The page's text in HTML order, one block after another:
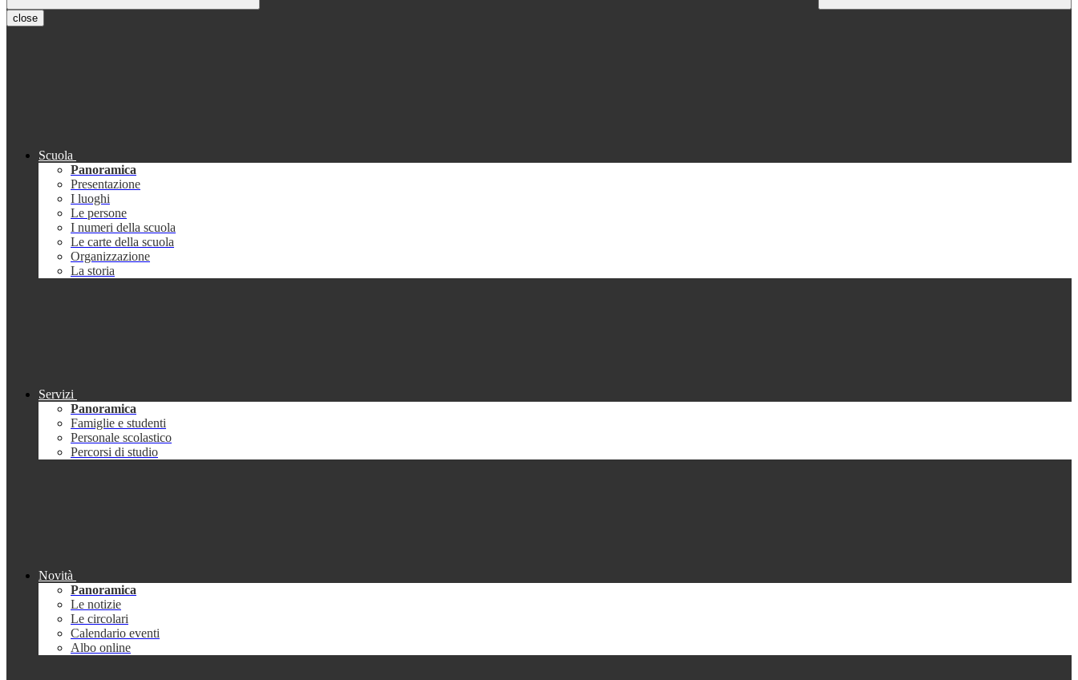
close
Scuola
Panoramica
Presentazione
I luoghi
Le persone
I numeri della scuola
Le carte della scuola
Organizzazione
La storia
Servizi
Panoramica
Famiglie e studenti
Personale scolastico
Percorsi di studio
Novità
Panoramica
Le notizie
Le circolari
Calendario eventi
Albo online